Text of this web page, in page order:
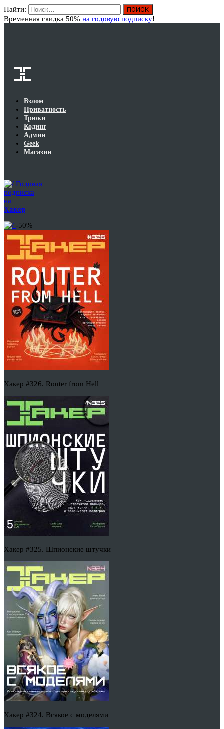
Найти:
Временная скидка 50% на годовую подписку!
Взлом
Приватность
Трюки
Кодинг
Админ
Geek
Магазин
Годовая
подписка
на
Хакер
-50%
Хакер #326. Router from Hell
Хакер #325. Шпионские штучки
Хакер #324. Всякое с моделями